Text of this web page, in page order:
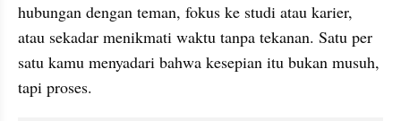
hubungan dengan teman, fokus ke studi atau karier,
atau sekadar menikmati waktu tanpa tekanan. Satu per
satu kamu menyadari bahwa kesepian itu bukan musuh,
tapi proses.